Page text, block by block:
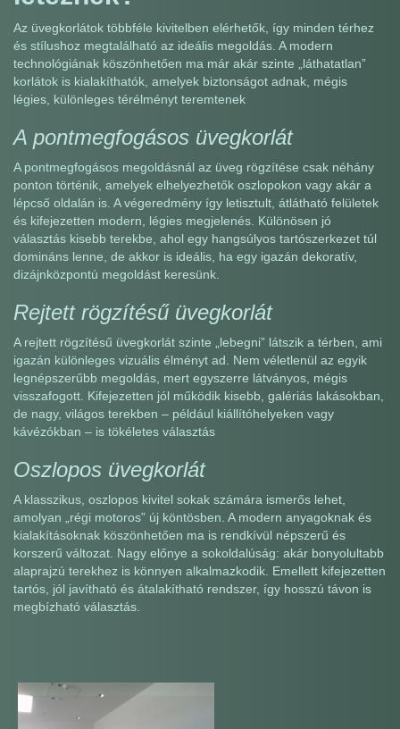
Az üvegkorlátok többféle kivitelben elérhetők, így minden térhez
és stílushoz megtalálható az ideális megoldás. A modern
technológiának köszönhetően ma már akár szinte „láthatatlan”
korlátok is kialakíthatók, amelyek biztonságot adnak, mégis
légies, különleges térélményt teremtenek
A pontmegfogásos üvegkorlát
A pontmegfogásos megoldásnál az üveg rögzítése csak néhány
ponton történik, amelyek elhelyezhetők oszlopokon vagy akár a
lépcső oldalán is. A végeredmény így letisztult, átlátható felületek
és kifejezetten modern, légies megjelenés. Különösen jó
választás kisebb terekbe, ahol egy hangsúlyos tartószerkezet túl
domináns lenne, de akkor is ideális, ha egy igazán dekoratív,
dizájnközpontú megoldást keresünk.
Rejtett rögzítésű üvegkorlát
A rejtett rögzítésű üvegkorlát szinte „lebegni” látszik a térben, ami
igazán különleges vizuális élményt ad. Nem véletlenül az egyik
legnépszerűbb megoldás, mert egyszerre látványos, mégis
visszafogott. Kifejezetten jól működik kisebb, galériás lakásokban,
de nagy, világos terekben – például kiállítóhelyeken vagy
kávézókban – is tökéletes választás
Oszlopos üvegkorlát
A klasszikus, oszlopos kivitel sokak számára ismerős lehet,
amolyan „régi motoros” új köntösben. A modern anyagoknak és
kialakításoknak köszönhetően ma is rendkívül népszerű és
korszerű változat. Nagy előnye a sokoldalúság: akár bonyolultabb
alaprajzú terekhez is könnyen alkalmazkodik. Emellett kifejezetten
tartós, jól javítható és átalakítható rendszer, így hosszú távon is
megbízható választás.